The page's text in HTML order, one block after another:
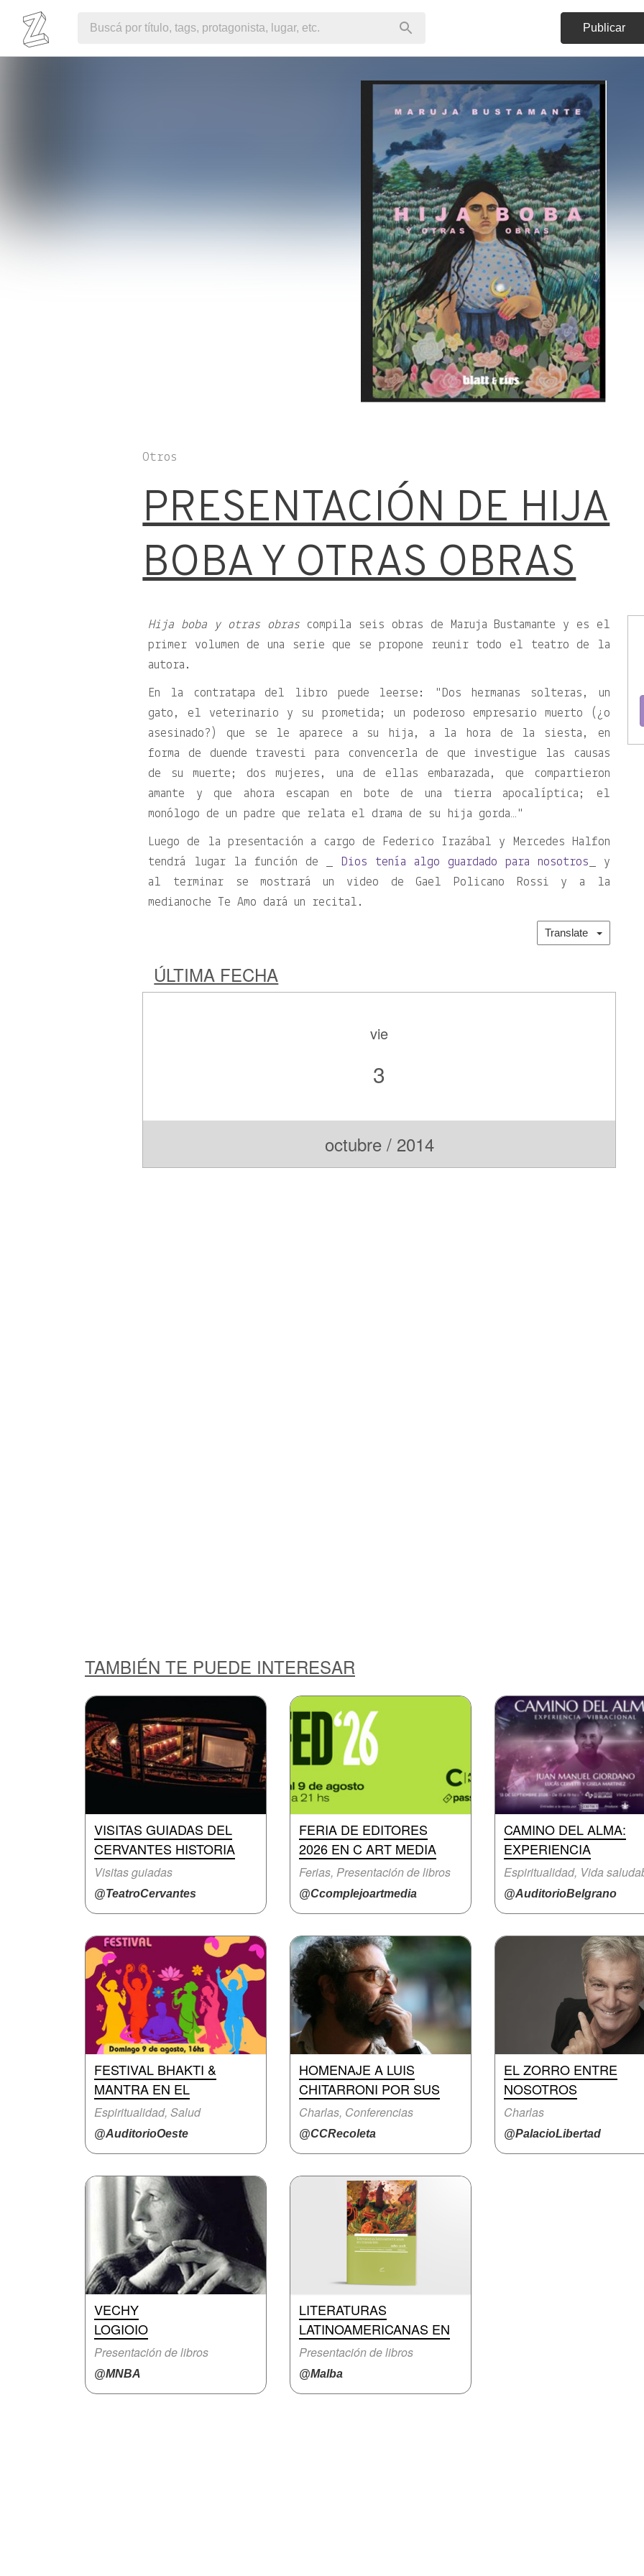
Publicar
Otros
PRESENTACIÓN DE HIJA
BOBA Y OTRAS OBRAS
Hija boba y otras obrascompila seis obras de Maruja Bustamante y es el
primer volumen de una serie que se propone reunir todo el teatro de la
autora.
En la contratapa del libro puede leerse:
Dos hermanas solteras, un
gato, el veterinario y su prometida; un poderoso empresario muerto (¿o
asesinado?) que se le aparece a su hija, a la hora de la siesta, en
forma de duende travesti para convencerla de que investigue las causas
de su muerte; dos mujeres, una de ellas embarazada, que compartieron
amante y que ahora escapan en bote de una tierra apocalíptica; el
monólogo de un padre que relata el drama de su hija gorda…
Luego de la presentación a cargo de Federico Irazábal y Mercedes Halfon
tendrá lugar la función de _ Dios tenía algo guardado para nosotros _ y
al terminar se mostrará un video de Gael Policano Rossi y a la
medianoche Te Amo dará un recital.
Translate
ÚLTIMA FECHA
vie
3
octubre / 2014
TAMBIÉN TE PUEDE INTERESAR
VISITAS GUIADAS DEL
CERVANTES HISTORIA
Visitas guiadas
@TeatroCervantes
FERIA DE EDITORES
2026 EN C ART MEDIA
Ferias, Presentación de libros
@Ccomplejoartmedia
CAMINO DEL ALMA:
EXPERIENCIA
Espiritualidad, Vida
@AuditorioBelgrano
FESTIVAL BHAKTI &
MANTRA EN EL
Espiritualidad, Salud
@AuditorioOeste
HOMENAJE A LUIS
CHITARRONI POR SUS
Charlas, Conferencias
@CCRecoleta
EL ZORRO ENTRE
NOSOTROS
Charlas
@PalacioLibertad
VECHY
LOGIOIO
Presentación de libros
@MNBA
LITERATURAS
LATINOAMERICANAS EN
Presentación de libros
@Malba